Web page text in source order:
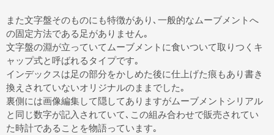
また文字盤そのものにも特徴があり､一般的なムーブメントへ
の固定方法である足がありません｡
文字盤の淵が立っていてムーブメントに食いついて取りつくキ
ャップ式と呼ばれるタイプです｡
インデックスは足の部分をかしめた後に仕上げた痕もあり書き
換えされていないオリジナルのままでした｡
裏側には画像編集して隠してありますがムーブメントシリアル
と同じ数字が記入されていて､この組み合わせで販売されてい
た時計であることを物語っています｡